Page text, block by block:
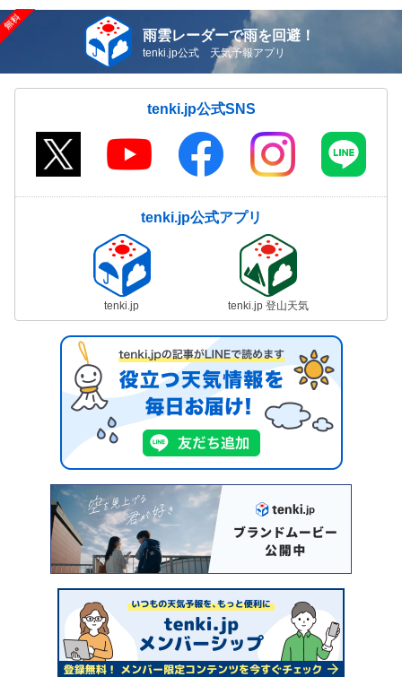
雨雲レーダーで雨を回避！
tenki.jp公式 天気予報アプリ
tenki.jp公式SNS
tenki.jp公式アプリ
tenki.jp tenki.jp 登山天気